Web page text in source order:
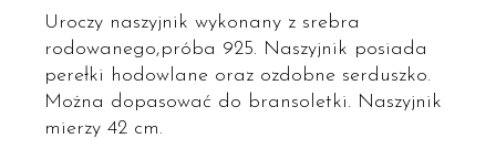
Uroczy naszyjnik wykonany z srebra
rodowanego,próba 925. Naszyjnik posiada
perełki hodowlane oraz ozdobne serduszko.
Można dopasować do bransoletki. Naszyjnik
mierzy 42 cm.